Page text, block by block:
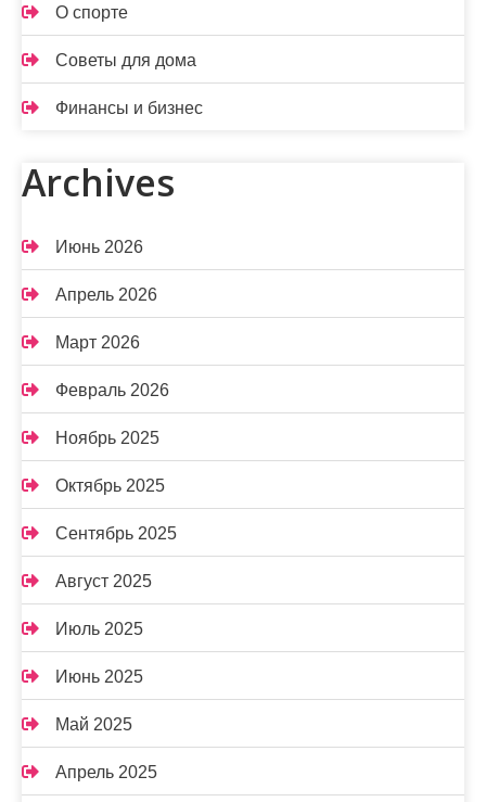
О спорте
Советы для дома
Финансы и бизнес
Archives
Июнь 2026
Апрель 2026
Март 2026
Февраль 2026
Ноябрь 2025
Октябрь 2025
Сентябрь 2025
Август 2025
Июль 2025
Июнь 2025
Май 2025
Апрель 2025